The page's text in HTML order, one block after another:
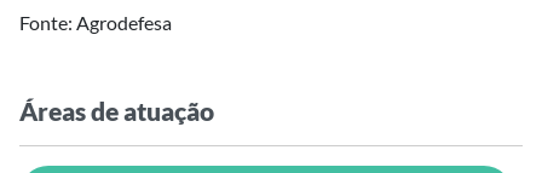
Fonte: Agrodefesa
Áreas de atuação